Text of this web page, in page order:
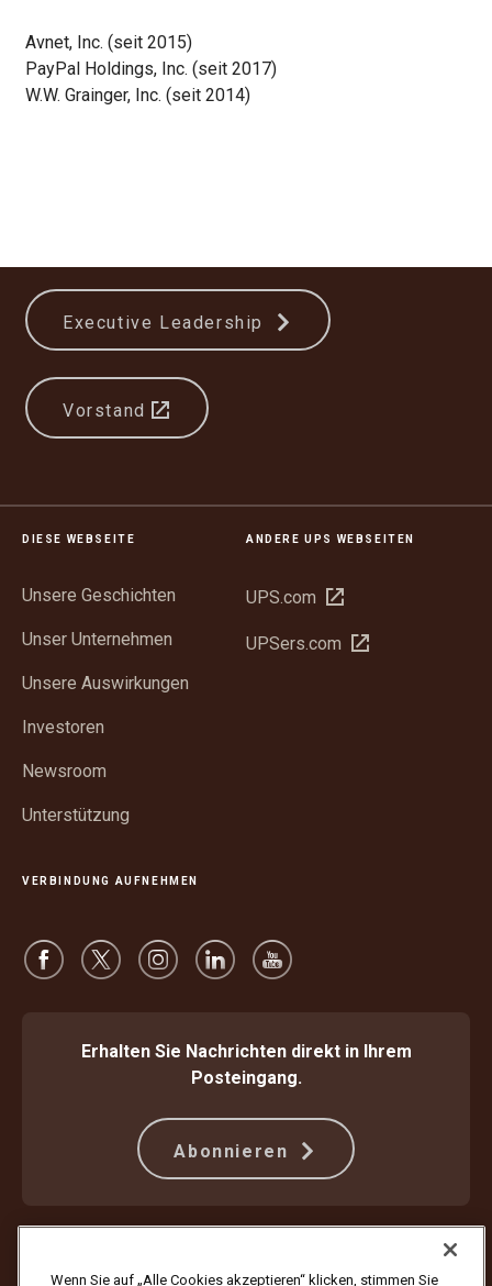
Avnet, Inc. (seit 2015)
PayPal Holdings, Inc. (seit 2017)
W.W. Grainger, Inc. (seit 2014)
Executive Leadership
Vorstand
DIESE WEBSEITE
Unsere Geschichten
Unser Unternehmen
Unsere Auswirkungen
Investoren
Newsroom
Unterstützung
ANDERE UPS WEBSEITEN
UPS.com In
Fenster
UPSers.com In
VERBINDUNG AUFNEHMEN
Erhalten Sie Nachrichten direkt in Ihrem
Posteingang.
Abonnieren
Wenn Sie auf „Alle Cookies akzeptieren“ klicken, stimmen Sie